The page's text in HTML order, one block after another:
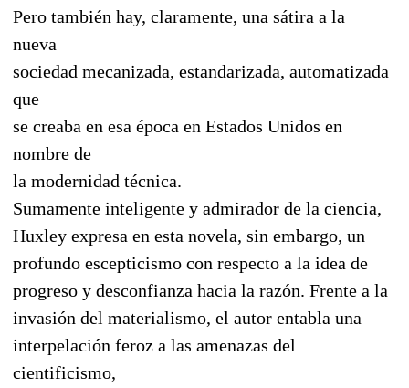
Pero también hay, claramente, una sátira a la
nueva
sociedad mecanizada, estandarizada, automatizada
que
se creaba en esa época en Estados Unidos en
nombre de
la modernidad técnica.
Sumamente inteligente y admirador de la ciencia,
Huxley expresa en esta novela, sin embargo, un
profundo escepticismo con respecto a la idea de
progreso y desconfianza hacia la razón. Frente a la
invasión del materialismo, el autor entabla una
interpelación feroz a las amenazas del
cientificismo,